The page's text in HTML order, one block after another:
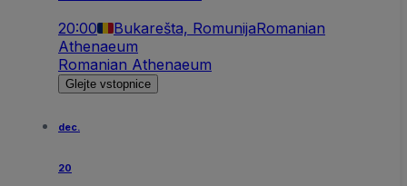
20:00 Bukarešta, RomunijaRomanian
Athenaeum
Romanian Athenaeum
Glejte vstopnice
dec.
20